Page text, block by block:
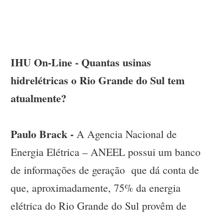
IHU On-Line - Quantas usinas
hidrelétricas o Rio Grande do Sul tem
atualmente?
Paulo Brack - A Agencia Nacional de
Energia Elétrica – ANEEL possui um banco
de informações de geração que dá conta de
que, aproximadamente, 75% da energia
elétrica do Rio Grande do Sul provêm de